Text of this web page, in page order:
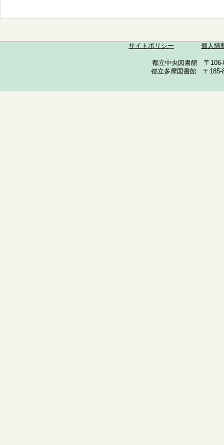
サイトポリシー 個人情
都立中央図書館 〒
都立多摩図書館 〒185-